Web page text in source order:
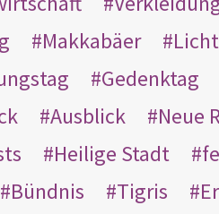
Makkabäer
Gedenktag
Ausblick Neue
Heilige Stadt
Bündnis Tigris